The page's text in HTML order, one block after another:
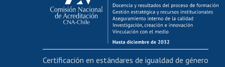
Funcionarias/os
Cursos internos de capacitación
Bienestar del personal
Portal de movilidad interna
Certificación en estándares de igualdad de género